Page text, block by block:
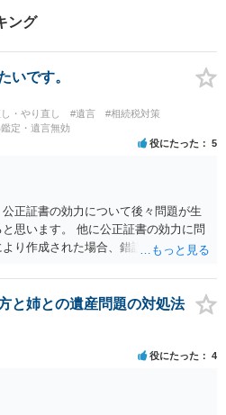
ング
いです。
・やり直し #遺言
#相続税対策
定・遺言無効
役にたった 5
正証書の効力について後々問題が生
思います。 他に公正証書の効力に問
り作成された場合、錯誤（勘違い）
合は、１０～数十万円程度になるケ
系は、弁護士ごとに異なりますので一
と姉との遺産問題の対処法
役にたった 4